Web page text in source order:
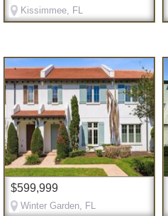
Kissimmee, FL
$599,999
Winter Garden, FL